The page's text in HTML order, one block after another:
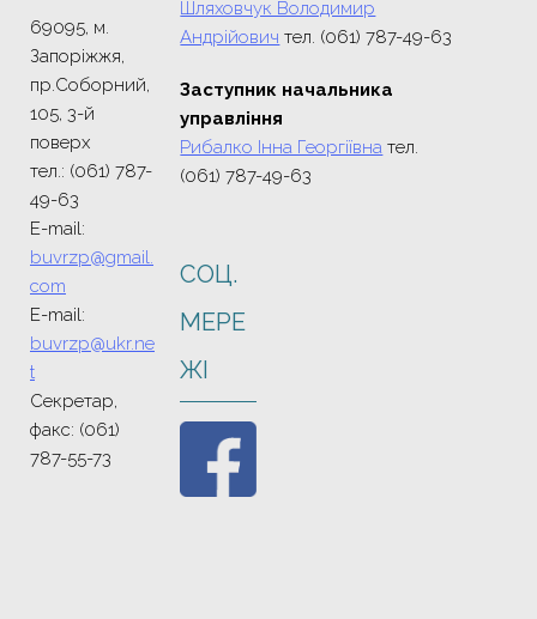
69095, м.
Запоріжжя,
пр.Соборний,
105, 3-й
поверх
тел.: (061) 787-
49-63
E-mail:
buvrzp@gmail.
com
E-mail:
buvrzp@ukr.ne
t
Секретар,
факс: (061)
787-55-73
Шляховчук Володимир
Андрійович тел. (061) 787-49-63
Заступник начальника
управління
Рибалко Інна Георгіївна тел.
(061) 787-49-63
СОЦ.
МЕРЕ
ЖI